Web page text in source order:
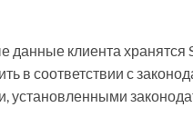
данные клиента хранятся
в соответствии с
установленными